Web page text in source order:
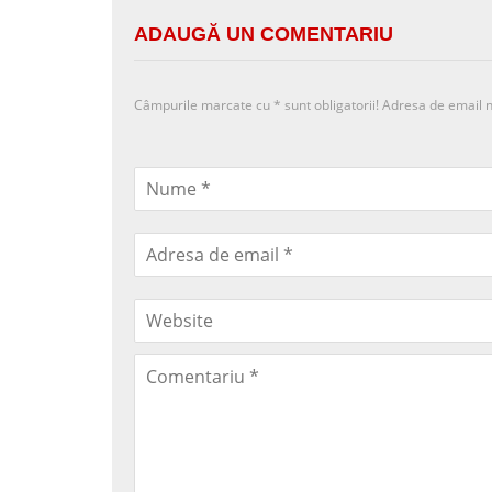
ADAUGĂ UN COMENTARIU
Câmpurile marcate cu * sunt obligatorii! Adresa de email